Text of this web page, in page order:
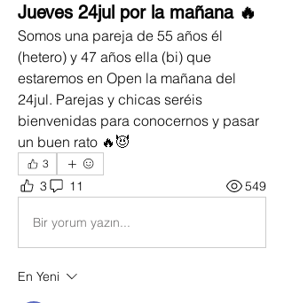
Jueves 24jul por la mañana 🔥
Somos una pareja de 55 años él
(hetero) y 47 años ella (bi) que
estaremos en Open la mañana del
24jul. Parejas y chicas seréis
bienvenidas para conocernos y pasar
un buen rato 🔥😈
3
3 11 549
Bir yorum yazın...
En Yeni